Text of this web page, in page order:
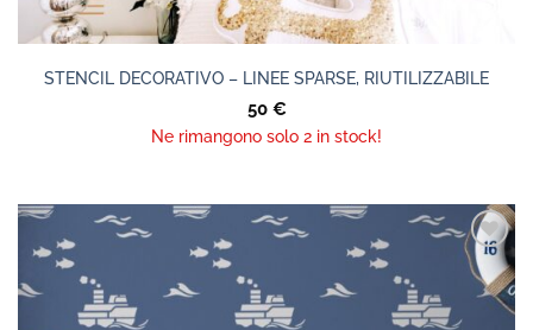
STENCIL DECORATIVO – LINEE SPARSE, RIUTILIZZABILE
50 €
Ne rimangono solo 2 in stock!